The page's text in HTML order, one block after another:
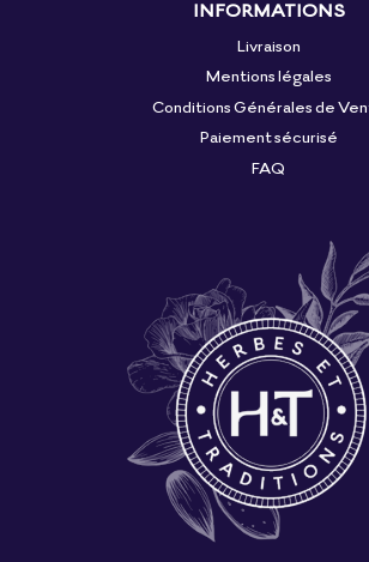
INFORMATIONS
Livraison
Mentions légales
Conditions Générales de
Paiement sécurisé
FAQ